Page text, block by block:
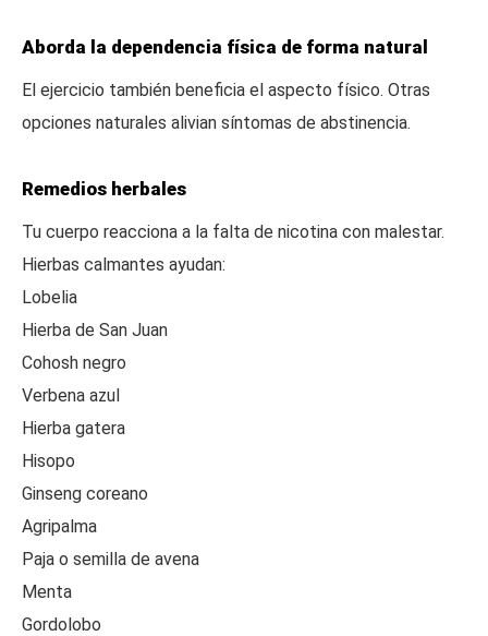
Aborda la dependencia física de forma natural
El ejercicio también beneficia el aspecto físico. Otras
opciones naturales alivian síntomas de abstinencia.
Remedios herbales
Tu cuerpo reacciona a la falta de nicotina con malestar.
Hierbas calmantes ayudan:
Lobelia
Hierba de San Juan
Cohosh negro
Verbena azul
Hierba gatera
Hisopo
Ginseng coreano
Agripalma
Paja o semilla de avena
Menta
Gordolobo